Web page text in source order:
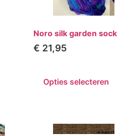
Noro silk garden sock
€ 21,95
Opties selecteren